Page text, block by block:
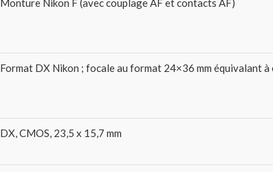
Monture Nikon F (avec couplage AF et contacts AF)
Format DX Nikon ; focale au format 24×36 mm équivalant
DX, CMOS, 23,5 x 15,7 mm